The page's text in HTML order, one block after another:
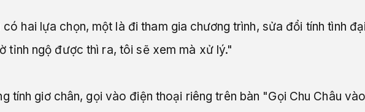
hai lựa chọn, một là đi tham gia chương trình, sửa đổi tính tình
tỉnh ngộ được thì ra, tôi sẽ xem mà xử lý."
tính giơ chân, gọi vào điện thoại riêng trên bàn "Gọi Chu Châu